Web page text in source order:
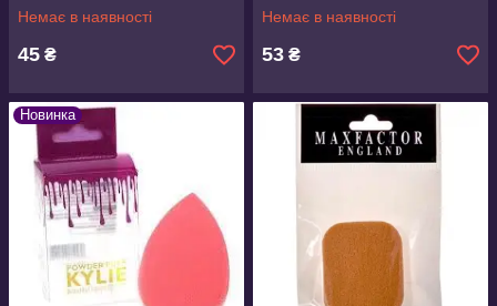
Немає в наявності
45 ₴
Немає в наявності
53 ₴
Новинка